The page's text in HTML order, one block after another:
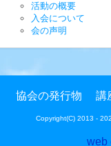
活動の概要
入会について
会の声明
協会の発行物 講
Copyright(C) 2013 -
web